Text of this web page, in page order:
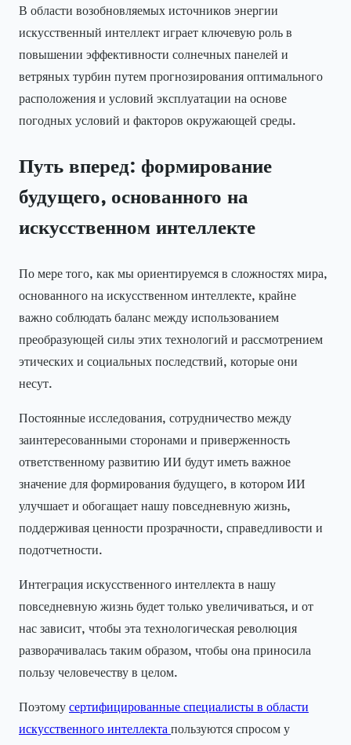
В области возобновляемых источников энергии
искусственный интеллект играет ключевую роль в
повышении эффективности солнечных панелей и
ветряных турбин путем прогнозирования оптимального
расположения и условий эксплуатации на основе
погодных условий и факторов окружающей среды.
Путь вперед: формирование
будущего, основанного на
искусственном интеллекте
По мере того, как мы ориентируемся в сложностях мира,
основанного на искусственном интеллекте, крайне
важно соблюдать баланс между использованием
преобразующей силы этих технологий и рассмотрением
этических и социальных последствий, которые они
несут.
Постоянные исследования, сотрудничество между
заинтересованными сторонами и приверженность
ответственному развитию ИИ будут иметь важное
значение для формирования будущего, в котором ИИ
улучшает и обогащает нашу повседневную жизнь,
поддерживая ценности прозрачности, справедливости и
подотчетности.
Интеграция искусственного интеллекта в нашу
повседневную жизнь будет только увеличиваться, и от
нас зависит, чтобы эта технологическая революция
разворачивалась таким образом, чтобы она приносила
пользу человечеству в целом.
Поэтому сертифицированные специалисты в области
искусственного интеллекта пользуются спросом у